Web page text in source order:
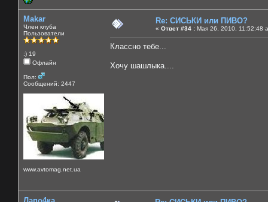
Makar
Член клуба
Пользователи
:) 19
Офлайн
Пол:
Сообщений: 2447
www.avtomag.net.ua
Re: СИСЬКИ или ПИВО?
« Ответ #34 : Мая 26, 2010, 11:52:48
Классно тебе...
Хочу шашлыка....